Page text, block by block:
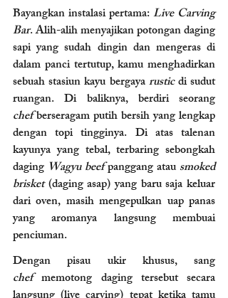
Bayangkan instalasi pertama: Live Carving
Bar. Alih-alih menyajikan potongan daging
sapi yang sudah dingin dan mengeras di
dalam panci tertutup, kamu menghadirkan
sebuah stasiun kayu bergaya rustic di sudut
chef berseragam putih bersih yang lengkap
dengan topi tingginya. Di atas talenan
kayunya yang tebal, terbaring sebongkah
daging Wagyu beef panggang atau smoked
brisket (daging asap) yang baru saja keluar
dari oven, masih mengepulkan uap panas
yang aromanya langsung membuai
penciuman.
chef memotong daging tersebut secara